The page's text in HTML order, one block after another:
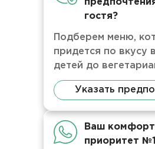
гостя?
Подберем меню,
придется по вкусу
детей до
Указать
Ваш
приоритет №1